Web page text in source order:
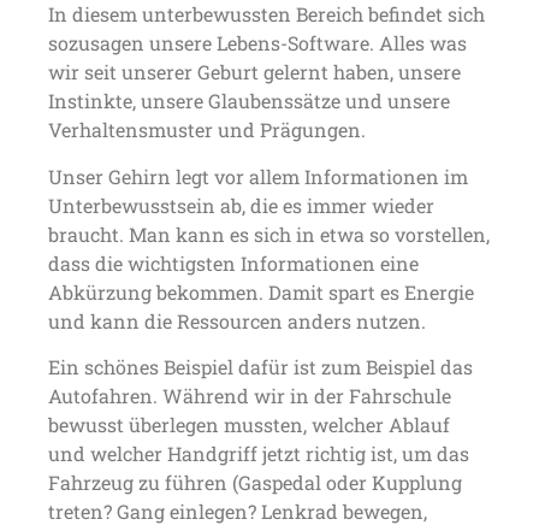
In diesem unterbewussten Bereich befindet sich
sozusagen unsere Lebens-Software. Alles was
wir seit unserer Geburt gelernt haben, unsere
Instinkte, unsere Glaubenssätze und unsere
Verhaltensmuster und Prägungen.
Unser Gehirn legt vor allem Informationen im
Unterbewusstsein ab, die es immer wieder
braucht. Man kann es sich in etwa so vorstellen,
dass die wichtigsten Informationen eine
Abkürzung bekommen. Damit spart es Energie
und kann die Ressourcen anders nutzen.
Ein schönes Beispiel dafür ist zum Beispiel das
Autofahren. Während wir in der Fahrschule
bewusst überlegen mussten, welcher Ablauf
und welcher Handgriff jetzt richtig ist, um das
Fahrzeug zu führen (Gaspedal oder Kupplung
treten? Gang einlegen? Lenkrad bewegen,